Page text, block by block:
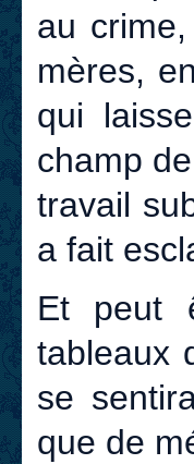
au
mères,
qui
champ
travail
a fait
Et peut
tableaux
se
que de